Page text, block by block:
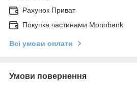
Рахунок Приват
Покупка частинами Monobank
Всі умови оплати
Умови повернення